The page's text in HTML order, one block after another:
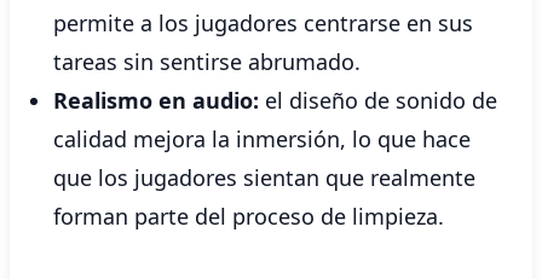
permite a los jugadores centrarse en sus
tareas sin sentirse abrumado.
Realismo en audio: el diseño de sonido de
calidad mejora la inmersión, lo que hace
que los jugadores sientan que realmente
forman parte del proceso de limpieza.